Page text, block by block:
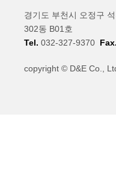
경기도 부천시 오정구
302동 B01호
Tel. 032-327-9370 Fax.
copyright © D&E Co.,